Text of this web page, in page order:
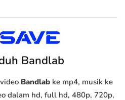
Bandlab
Bandlab ke mp4, musik ke
dalam hd, full hd, 480p, 720p,